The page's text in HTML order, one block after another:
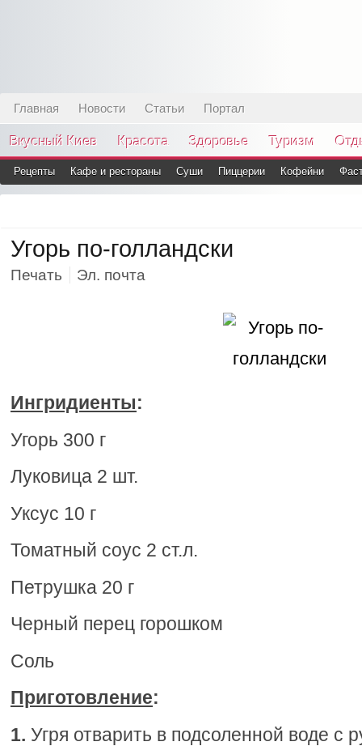
Главная Новости Статьи Портал
Вкусный Киев Красота Здоровье Туризм
Рецепты Кафе и рестораны Суши Пиццерии Кофейни
Угорь по-голландски
Печать Эл. почта
Ингридиенты:
Угорь 300 г
Луковица 2 шт.
Уксус 10 г
Томатный соус 2 ст.л.
Петрушка 20 г
Черный перец горошком
Соль
Приготовление:
1. Угря отварить в подсоленной воде с